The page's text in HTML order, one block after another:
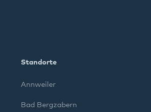
Standorte
Annweiler
Bad Bergzabern